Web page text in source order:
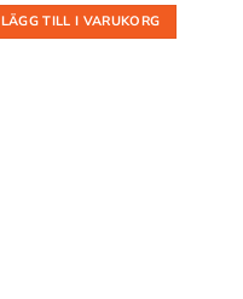
priset
var:
399 kr.
priset
är:
263 kr.
LÄGG TILL I VARUKORG